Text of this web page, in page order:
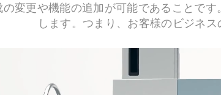
変更や機能の追加が可能であることで
します。つまり、お客様のビジネ